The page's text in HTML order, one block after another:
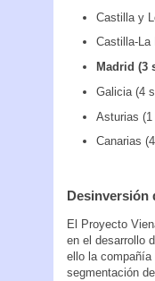
Castilla y
Castilla-La
Madrid (3
Galicia (4
Asturias
Canarias
Desinversión
El Proyecto
en el desarrollo
ello la
segmentación